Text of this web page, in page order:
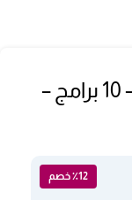
ميكروويف بلت ان بيلا 34 لتر– 10 برامج –
٪12 خصم